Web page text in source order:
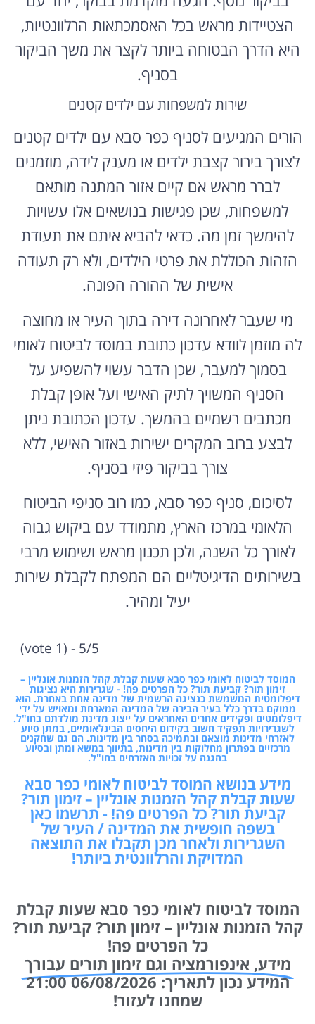
הצטיידות מראש בכל האסמכתאות הרלוונטיות,
היא הדרך הבטוחה ביותר לקצר את משך הביקור
בסניף.
לצורך בירור קצבת ילדים או מענק לידה, מוזמנים
לברר מראש אם קיים אזור המתנה מותאם
למשפחות, שכן פגישות בנושאים אלו עשויות
להימשך זמן מה. כדאי להביא איתם את תעודת
הזהות הכוללת את פרטי הילדים, ולא רק תעודה
אישית של ההורה הפונה.
לה מוזמן לוודא עדכון כתובת במוסד לביטוח לאומי
בסמוך למעבר, שכן הדבר עשוי להשפיע על
הסניף המשויך לתיק האישי ועל אופן קבלת
מכתבים רשמיים בהמשך. עדכון הכתובת ניתן
לבצע ברוב המקרים ישירות באזור האישי, ללא
צורך בביקור פיזי בסניף.
הלאומי במרכז הארץ, מתמודד עם ביקוש גבוה
לאורך כל השנה, ולכן תכנון מראש ושימוש מרבי
בשירותים הדיגיטליים הם המפתח לקבלת שירות
יעיל ומהיר.
זימון תור? קביעת תור? כל הפרטים פה! - שגרירות היא נציגות
דיפלומטית המשמשת כנציגה הרשמית של מדינה אחת באחרת. הוא
ממוקם בדרך כלל בעיר הבירה של המדינה המארחת ומאויש על ידי
דיפלומטים ופקידים אחרים האחראים על ייצוג מדינת מולדתם בחו"ל.
לשגרירויות תפקיד חשוב בקידום היחסים הבינלאומיים, במתן סיוע
לאזרחי מדינות מוצאם ובתמיכה בסחר בין מדינות. הם גם שחקנים
מרכזיים בפתרון מחלוקות בין מדינות, בתיווך במשא ומתן ובסיוע
בהגנה על זכויות האזרחים בחו"ל.
שעות קבלת קהל הזמנות אונליין – זימון תור?
קביעת תור? כל הפרטים פה! - תרשמו כאן
בשפה חופשית את המדינה / העיר של
השגרירות ולאחר מכן תקבלו את התוצאה
המדויקת והרלוונטית ביותר!
קהל הזמנות אונליין – זימון תור? קביעת תור?
כל הפרטים פה!
מידע, אינפורמציה וגם זימון תורים עבורך
המידע נכון לתאריך: 06/08/2026 21:00
שמחנו לעזור!